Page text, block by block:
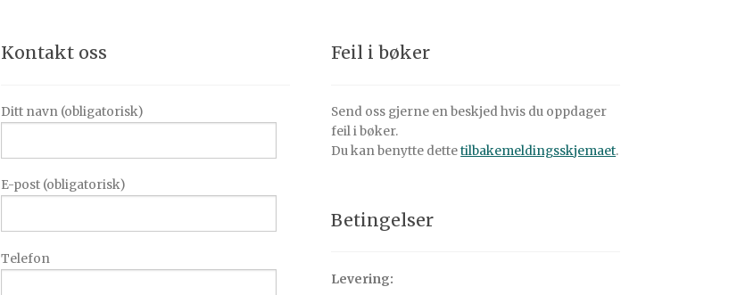
Kontakt oss
Ditt navn (obligatorisk)
E-post (obligatorisk)
Telefon
Feil i bøker
Send oss gjerne en beskjed hvis du oppdager
feil i bøker.
Du kan benytte dettetilbakemeldingsskjemaet.
Betingelser
Levering: